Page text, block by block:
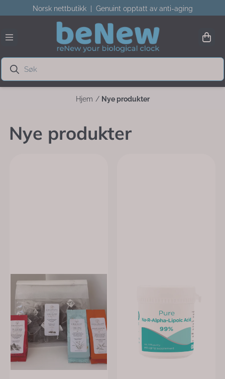
Hopp til innholdNorsk nettbutikk | Genuint opptatt av anti-aging
Hjem / Nye produkter
Nye produkter